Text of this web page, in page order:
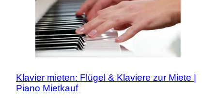
Klavier mieten: Flügel & Klaviere zur Miete |
Piano Mietkauf